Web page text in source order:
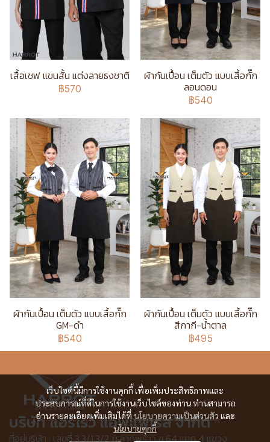
เสื้อเชฟ แขนสั้น แต่งลายธงชาติ
฿570
ผ้ากันเปื้อน เต็มตัว แบบเสื้อกั๊ก
ลอนดอน
฿540
ผ้ากันเปื้อน เต็มตัว แบบเสื้อกั๊ก
GM-ดำ
฿540
ผ้ากันเปื้อน เต็มตัว แบบเสื้อกั๊ก
สีกากี-น้ำตาล
฿495
เว็บไซต์นี้มีการใช้งานคุกกี้ เพื่อเพิ่มประสิทธิภาพและ
ประสบการณ์ที่ดีในการใช้งานเว็บไซต์ของท่าน ท่านสามารถ
อ่านรายละเอียดเพิ่มเติมได้ที่ นโยบายความเป็นส่วนตัว และ
นโยบายคุกกี้
บริษัท แอร์โรว์ แอพแพเรล จำกัด
ที่อยู่บริษัท : เลขที่ 3,3/1,3/2 ก.ลาดพร้าว ซ.64 แยก 4 แขวง